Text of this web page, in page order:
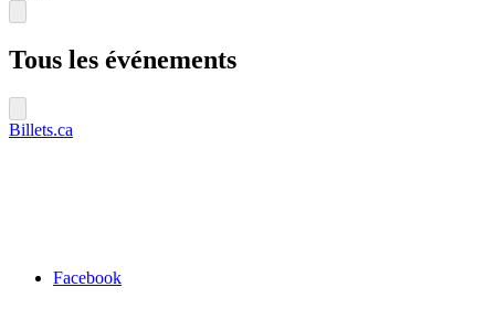
Tous les événements
Billets.ca
Facebook